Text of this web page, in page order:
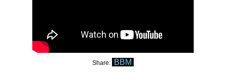
Share: BBM